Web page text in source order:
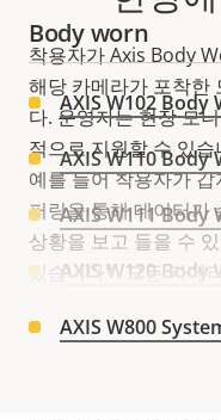
착용자가 Axis Body
해당 카메라가 포착한
다. 운영자는 현장 모
적으로 지원할 수 있
예를 들어 착용자가 갑
퍼링을 통해 데이터가
상황을 보고 들을 수
있습니다*. 모든 카메
Body worn
AXIS W102 Body
AXIS W110 Body
AXIS W111 Body
AXIS W120 Body
AXIS W800